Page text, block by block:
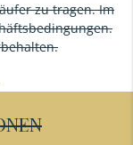
zu tragen. Im